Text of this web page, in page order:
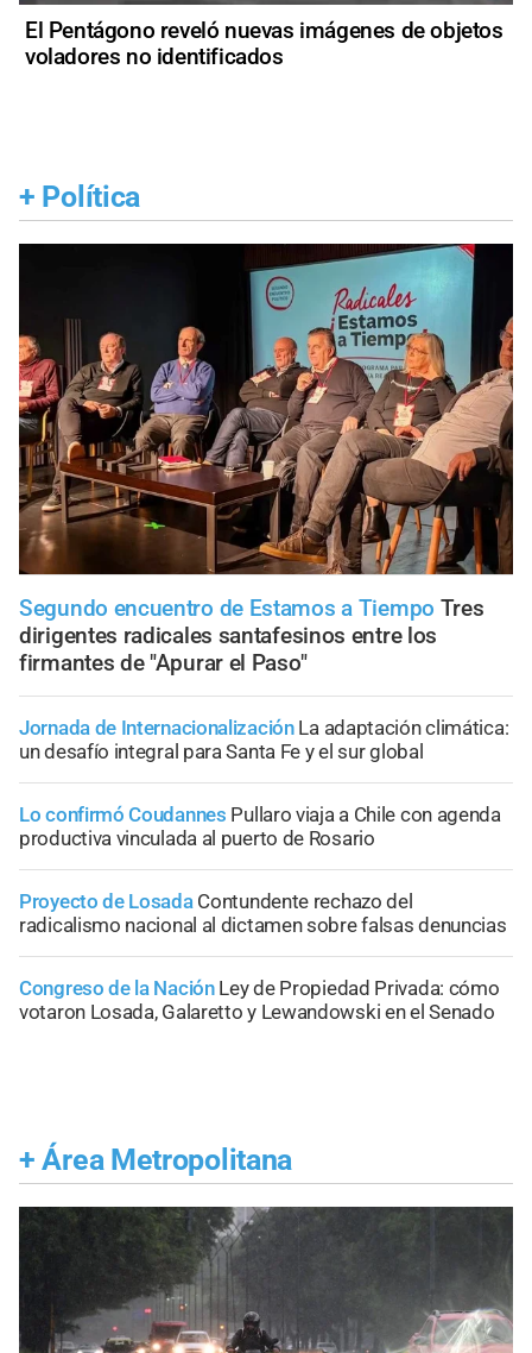
El Pentágono reveló nuevas imágenes de objetos
voladores no identificados
+ Política
Segundo encuentro de Estamos a Tiempo Tres
dirigentes radicales santafesinos entre los
firmantes de "Apurar el Paso"
Jornada de Internacionalización La adaptación climática:
un desafío integral para Santa Fe y el sur global
Lo confirmó Coudannes Pullaro viaja a Chile con agenda
productiva vinculada al puerto de Rosario
Proyecto de Losada Contundente rechazo del
radicalismo nacional al dictamen sobre falsas denuncias
Congreso de la Nación Ley de Propiedad Privada: cómo
votaron Losada, Galaretto y Lewandowski en el Senado
+ Área Metropolitana